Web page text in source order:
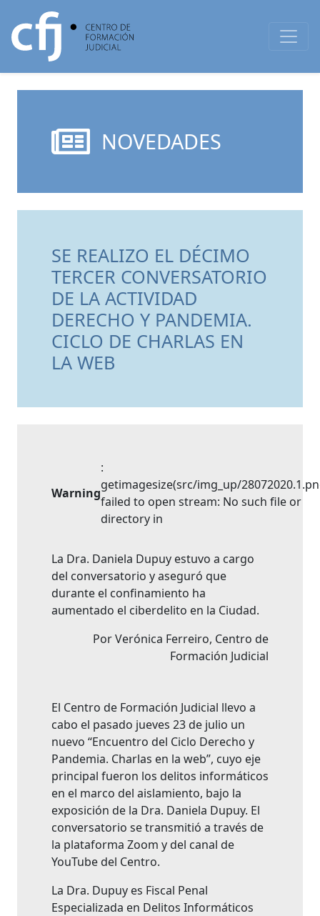
NOVEDADES
SE REALIZO EL DÉCIMO
TERCER CONVERSATORIO
DE LA ACTIVIDAD
DERECHO Y PANDEMIA.
CICLO DE CHARLAS EN
LA WEB
Warning
:
getimagesize(src/img_up/
failed to open stream: No such file or
directory in
La Dra. Daniela Dupuy estuvo a cargo
del conversatorio y aseguró que
durante el confinamiento ha
aumentado el ciberdelito en la Ciudad.
Por Verónica Ferreiro, Centro de
Formación Judicial
El Centro de Formación Judicial llevo a
cabo el pasado jueves 23 de julio un
nuevo “Encuentro del Ciclo Derecho y
Pandemia. Charlas en la web”, cuyo eje
principal fueron los delitos informáticos
en el marco del aislamiento, bajo la
exposición de la Dra. Daniela Dupuy. El
conversatorio se transmitió a través de
la plataforma Zoom y del canal de
YouTube del Centro.
La Dra. Dupuy es Fiscal Penal
Especializada en Delitos Informáticos